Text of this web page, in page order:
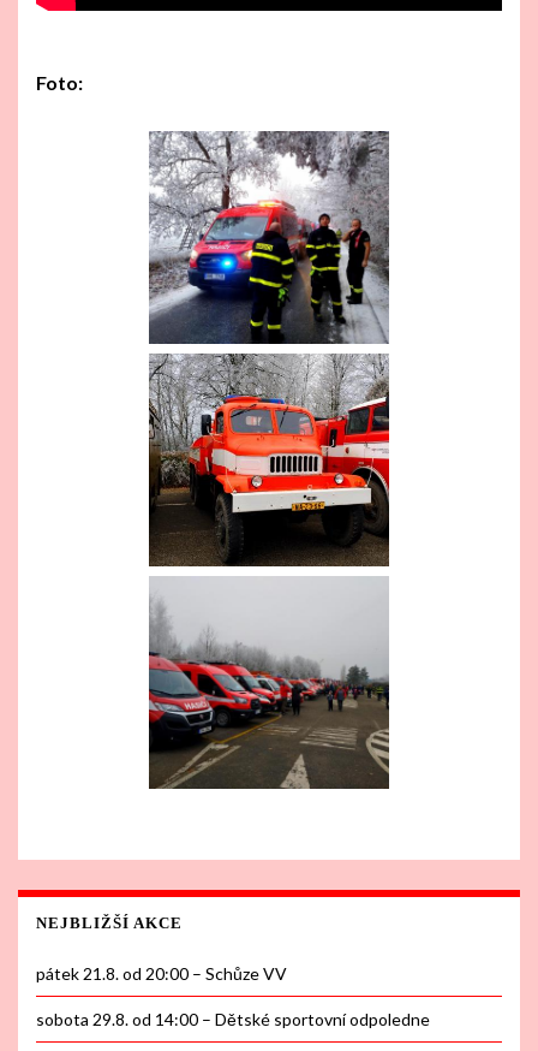
Foto:
NEJBLIŽŠÍ AKCE
pátek 21.8. od 20:00 – Schůze VV
sobota 29.8. od 14:00 – Dětské sportovní odpoledne